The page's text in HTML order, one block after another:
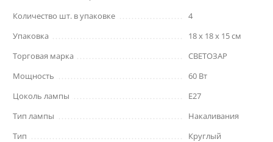
Количество шт. в упаковке
4
Упаковка
18 x 18 x 15 см
Торговая марка
СВЕТОЗАР
Мощность
60 Вт
Цоколь лампы
E27
Тип лампы
Накаливания
Тип
Круглый